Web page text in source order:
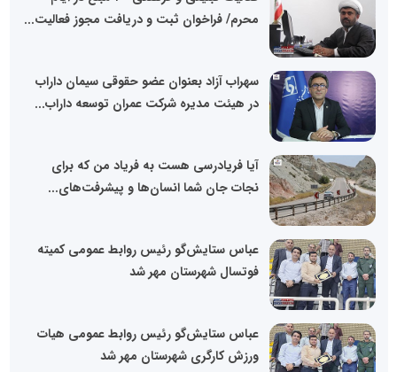
محرم/ فراخوان ثبت و دریافت مجوز فعالیت...
سهراب آزاد بعنوان عضو حقوقی سیمان داراب
در هیئت مدیره شرکت عمران توسعه داراب...
آیا فریادرسی هست به فریاد من که برای
نجات جان شما انسان‌ها و پیشرفت‌های...
عباس ستایش‌گو رئیس روابط عمومی کمیته
فوتسال شهرستان مهر شد
عباس ستایش‌گو رئیس روابط عمومی هیات
ورزش کارگری شهرستان مهر شد